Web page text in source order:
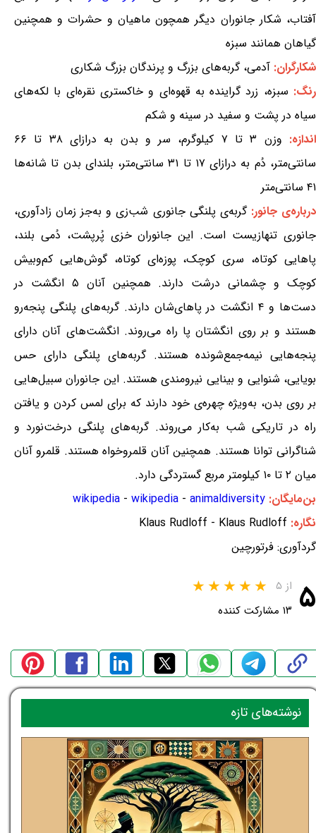
آفتاب، شکار جانوران دیگر همچون ماهیان و حشرات و همچنین
گیاهان همانند سبزه
شکارگران: آدمی، گربه‌های بزرگ و پرندگان بزرگ شکاری
رنگ: سبزه، زرد گراینده به قهوه‌ای و خاکستری نقره‌ای با لکه‌های
سیاه در پشت و سفید در سینه و شکم
اندازه:
وزن ۳ تا ۷ کیلوگرم، سر و بدن به درازای ۳۸ تا ۶۶
سانتی‌متر، دُم به درازای ۱۷ تا ۳۱ سانتی‌متر، بلندای بدن تا شانه‌ها
۴۱ سانتی‌متر
درباره‌ی جانور:گربه‌ی پلنگی جانوری شب‌زی و به‌جز زمان زادآوری،
جانوری تنهازیست است. این جانوران خزی پُرپشت، دُمی بلند،
پاهایی کوتاه، سری کوچک، پوزه‌ای کوتاه، گوش‌هایی کم‌وبیش
کوچک و چشمانی درشت دارند. همچنین آنان ۵ انگشت در
دست‌ها و ۴ انگشت در پاهای‌شان دارند. گربه‌های پلنگی پنجه‌رو
هستند و بر روی انگشتان پا راه می‌روند. انگشت‌های آنان دارای
پنجه‌هایی نیمه‌جمع‌شونده هستند. گربه‌های پلنگی دارای حس
بویایی، شنوایی و بینایی نیرومندی هستند. این جانوران سبیل‌هایی
بر روی بدن، به‌ویژه چهره‌ی خود دارند که برای لمس کردن و یافتن
راه در تاریکی شب به‌کار می‌روند. گربه‌های پلنگی درخت‌نورد و
شناگرانی توانا هستند. همچنین آنان قلمروخواه هستند. قلمرو آنان
میان ۲ تا ۱۰ کیلومتر مربع گستردگی دارد.
بن‌مایگان:
wikipedia - wikipedia - animaldiversity
نگاره: Klaus Rudloff - Klaus Rudloff
گردآوری: فرتورچین
۵ از ۵
۱۳ مشارکت کننده
نوشته‌های تازه